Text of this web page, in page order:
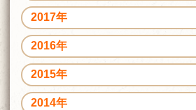
2017年
2016年
2015年
2014年